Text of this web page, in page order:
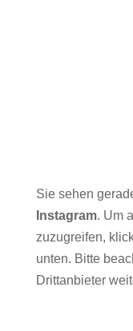
Sie sehen
Instagram. Um
zuzugreifen,
unten. Bitte
Drittanbieter